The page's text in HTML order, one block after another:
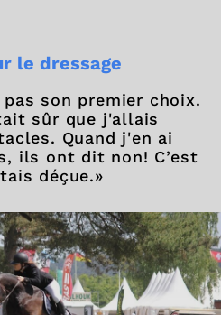
le dressage
pas son premier choix.
sûr que j'allais
Quand j'en ai
ils ont dit non! C’est
déçue.»